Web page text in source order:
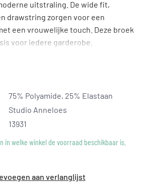
uitstraling. De wide fit,
drawstring zorgen voor een
een vrouwelijke touch. Deze broek
voor iedere garderobe.
(75% Polyamide, 25%
(lengtemaat 32)
en laat zich mooi combineren met
beige en zwart. Daardoor is dit een
75% Polyamide, 25% Elastaan
Studio Anneloes
13931
in welke winkel de voorraad beschikbaar is.
aan verlanglijst